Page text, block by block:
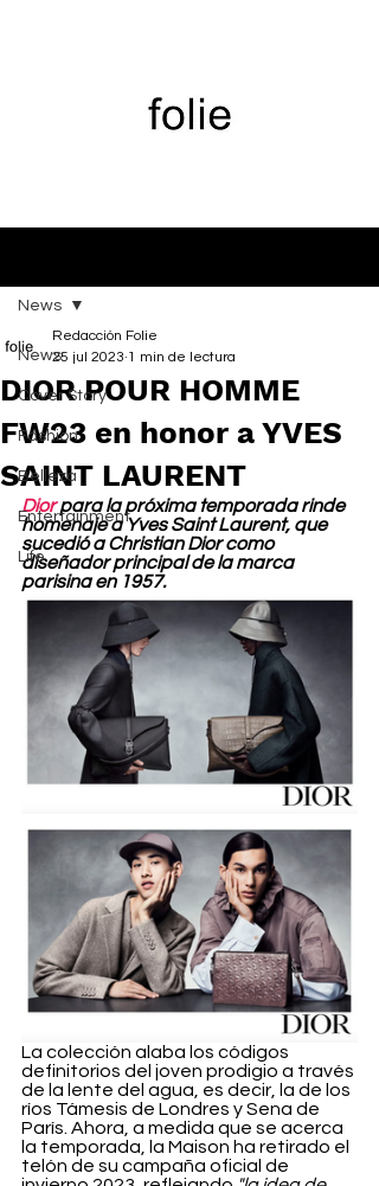
News
Cover Story
Fashion
Belleza
Entertainment
Life
News
DIOR POUR HOMME
FW23 en honor a YVES
SAINT LAURENT
Redacción Folie
25 jul 2023 1 min de lectura
Dior para la próxima temporada rinde
homenaje a Yves Saint Laurent, que
sucedió a Christian Dior como
diseñador principal de la marca
parisina en 1957.
La colección alaba los códigos
definitorios del joven prodigio a través
de la lente del agua, es decir, la de los
ríos Támesis de Londres y Sena de
París. Ahora, a medida que se acerca
la temporada, la Maison ha retirado el
telón de su campaña oficial de